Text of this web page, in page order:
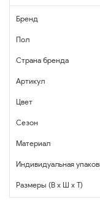
Бренд
Пол
Страна бренда
Артикул
Цвет
Сезон
Материал
Индивидуальная
Размеры (В x Ш x Т)